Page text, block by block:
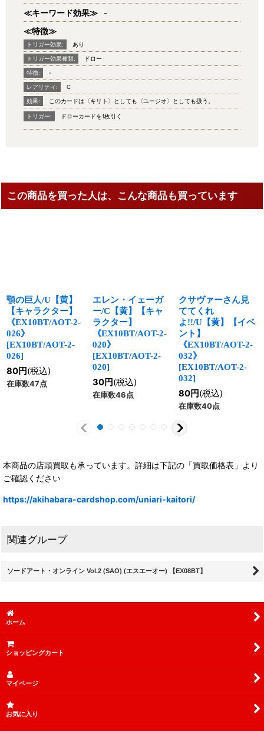
≪キーワード効果≫
-
≪特徴≫
トリガー効果: あり
トリガー効果種類: ドロー
特徴: -
レアリティ: C
効果: このカードは〈キリト〉としても〈ユージオ〉としても扱う。
トリガー: ドローカードを1枚引く
この商品を買った人は、こんな商品も買っています
顎の巨人/U【黄】
【キャラクター】
《EX10BT/AOT-2-
026》
[EX10BT/AOT-2-
026]
80円(税込)
在庫数47点
エレン・イェーガ
ー/C【黄】【キャ
ラクター】
《EX10BT/AOT-2-
020》
[EX10BT/AOT-2-
020]
30円(税込)
在庫数46点
クサヴァーさん見
ててくれ
よ!!/U【黄】【イベ
ント】
《EX10BT/AOT-2-
032》
[EX10BT/AOT-2-
032]
80円(税込)
在庫数40点
本商品の店頭買取も承っています。詳細は下記の「買取価格表」より
ご確認ください
https://akihabara-cardshop.com/uniari-kaitori/
関連グループ
ソードアート・オンライン Vol.2 (SAO) (エスエーオー) 【EX08BT】
ホーム
ショッピングカート
マイページ
お気に入り